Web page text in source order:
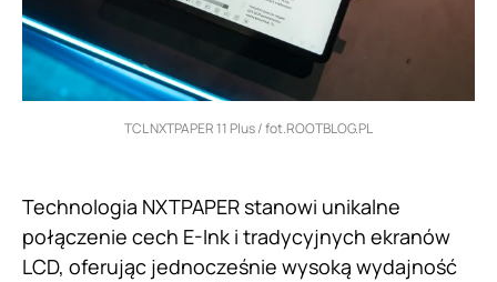
TCL NXTPAPER 11 Plus / fot.ROOTBLOG.PL
Technologia NXTPAPER stanowi unikalne
połączenie cech E-Ink i tradycyjnych ekranów
LCD, oferując jednocześnie wysoką wydajność